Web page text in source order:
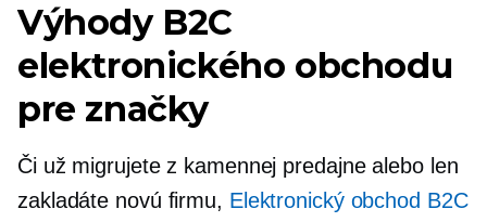
Výhody B2C
elektronického obchodu
pre značky
Či už migrujete z kamennej predajne alebo len
zakladáte novú firmu, Elektronický obchod B2C